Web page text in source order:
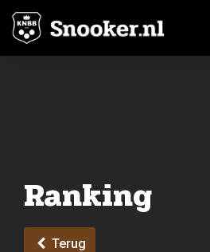
Ranking
Terug